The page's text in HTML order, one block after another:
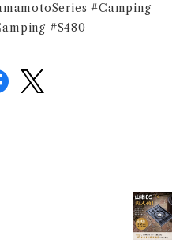
#Camping
#S480